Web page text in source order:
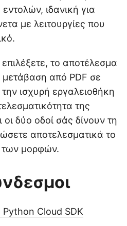
ιδανική για
με λειτουργίες που
το αποτέλεσμα
μετάβαση από PDF σε
την ισχυρή εργαλειοθήκη
της
δύο οδοί σάς δίνουν τη
αποτελεσματικά το
μορφών.
Cloud SDK